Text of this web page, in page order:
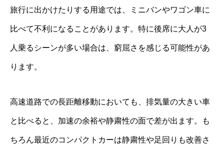
旅行に出かけたりする用途では、ミニバンやワゴン車に
比べて不利になることがあります。特に後席に大人が3
人乗るシーンが多い場合は、窮屈さを感じる可能性があ
ります。
高速道路での長距離移動においても、排気量の大きい車
と比べると、加速の余裕や静粛性の面で差が出ます。も
ちろん最近のコンパクトカーは静粛性や足回りも改善さ